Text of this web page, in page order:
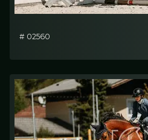
# 02560